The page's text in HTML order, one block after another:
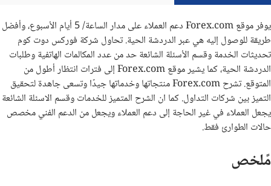
يوفر موقع Forex.com دعم العملاء على مدار الساعة/ 5 أيام الأسبوع، وأفضل
طريقة للوصول إليه هي عبر الدردشة الحية. تحاول شركة فوركس دوت كوم
تحديثات الخدمة وقسم الأسئلة الشائعة حد من عدد المكالمات الهاتفية وطلبات
الدردشة الحية، كما يشير موقع Forex.com إلى فترات انتظار أطول من
المتوقع. تشرح Forex.com منتجاتها وخدماتها جيدًا وتسعى جاهدة لتحقيق
التميز بين شركات التداول. كما ان الشرح المتميز للخدمات وقسم الاسئلة الشائعة
يجعل العملاء في غير الحاجة إلى دعم العملاء ويجعل من الدعم الفني مخصص
حالات الطوارئ فقط.
مًلخص